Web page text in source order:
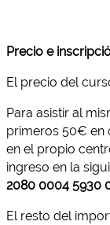
Precio e
El precio del
Para asistir al
primeros 50€ en
en el propio
ingreso en la
2080 0004 5930
El resto del